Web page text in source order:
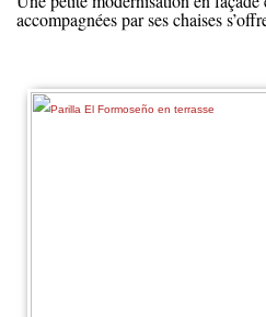
accompagnées par ses chaises